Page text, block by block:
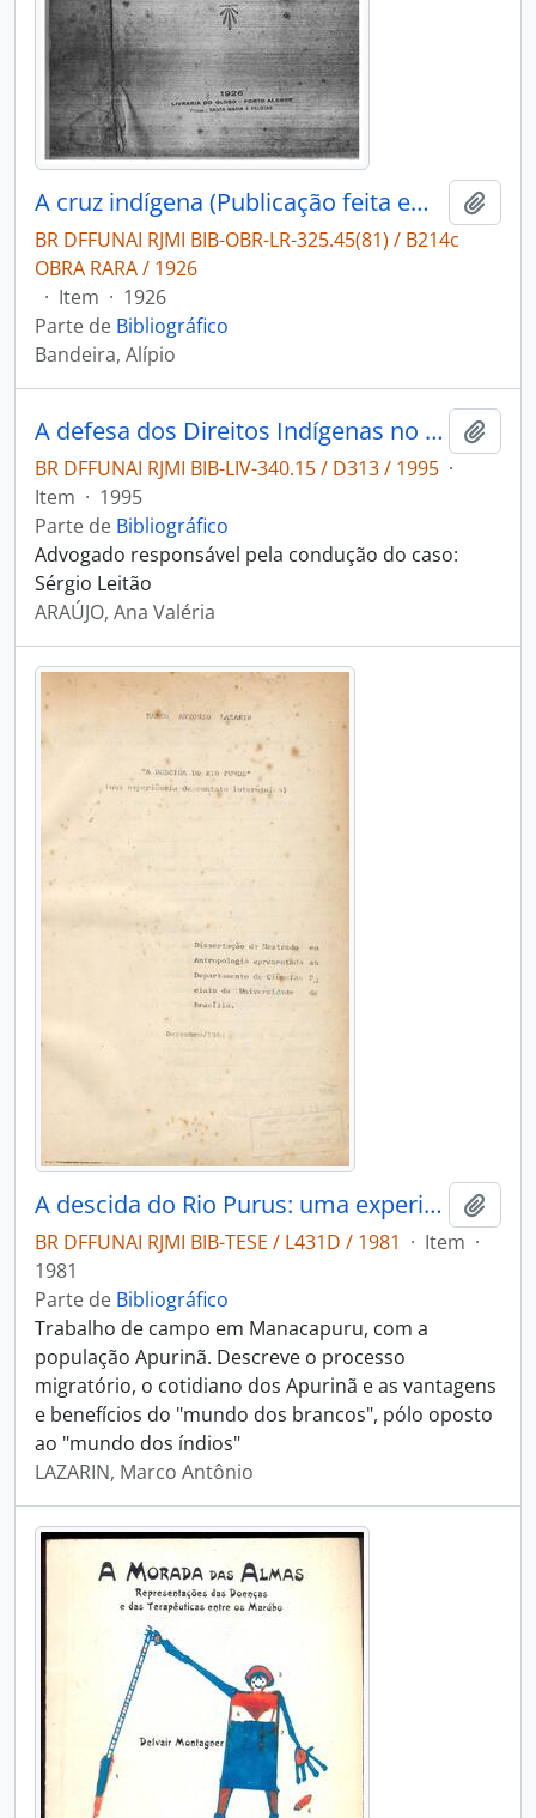
A cruz indígena (Publicação feita em benefício dos índios amazonenses do rio Jauapery)
BR DFFUNAI RJMI BIB-OBR-LR-325.45(81) / B214c
OBRA RARA / 1926
· Item · 1926
Parte de Bibliográfico
Bandeira, Alípio
A defesa dos Direitos Indígenas no Judiciário: ações propostas pelo Núcleo de Direitos Indígenas.
BR DFFUNAI RJMI BIB-LIV-340.15 / D313 / 1995 ·
Item · 1995
Parte de Bibliográfico
Advogado responsável pela condução do caso:
Sérgio Leitão
ARAÚJO, Ana Valéria
A descida do Rio Purus: uma experiência de contato interétnico
BR DFFUNAI RJMI BIB-TESE / L431D / 1981 · Item ·
1981
Parte de Bibliográfico
Trabalho de campo em Manacapuru, com a
população Apurinã. Descreve o processo
migratório, o cotidiano dos Apurinã e as vantagens
e benefícios do "mundo dos brancos", pólo oposto
ao "mundo dos índios"
LAZARIN, Marco Antônio